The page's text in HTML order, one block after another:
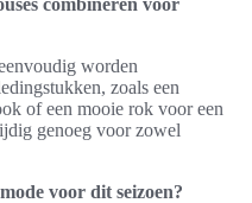
worden
zoals een
of een mooie rok voor een
genoeg voor zowel
voor dit seizoen?